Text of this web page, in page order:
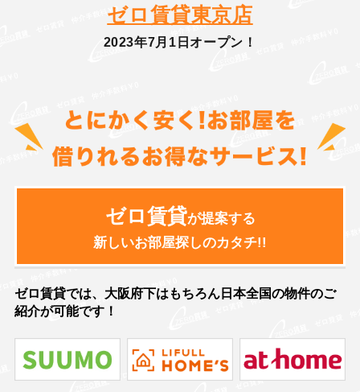
ゼロ賃貸東京店
2023年7月1日オープン！
ゼロ賃貸が提案する
新しいお部屋探しのカタチ!!
ゼロ賃貸では、大阪府下はもちろん日本全国の物件のご
紹介が可能です！